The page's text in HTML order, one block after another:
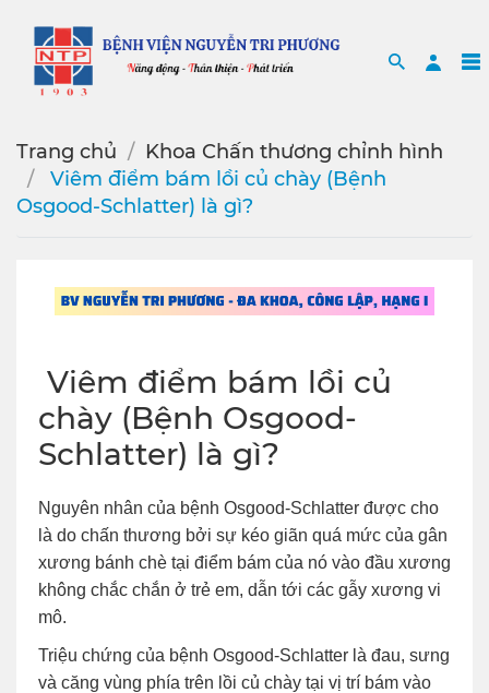
Search
Trang chủ
Khoa Chấn thương chỉnh hình
️ Viêm điểm bám lồi củ chày (Bệnh
Osgood-Schlatter) là gì?
️ Viêm điểm bám lồi củ
chày (Bệnh Osgood-
Schlatter) là gì?
Nguyên nhân của bệnh Osgood-Schlatter được cho
là do chấn thương bởi sự kéo giãn quá mức của gân
xương bánh chè tại điểm bám của nó vào đầu xương
không chắc chắn ở trẻ em, dẫn tới các gẫy xương vi
mô.
Triệu chứng của bệnh Osgood-Schlatter là đau, sưng
và căng vùng phía trên lồi củ chày tại vị trí bám vào